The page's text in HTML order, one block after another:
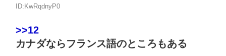
ID:KwRqdnyP0
>>12
カナダならフランス語のところもある